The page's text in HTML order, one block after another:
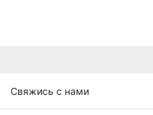
Свяжись с нами